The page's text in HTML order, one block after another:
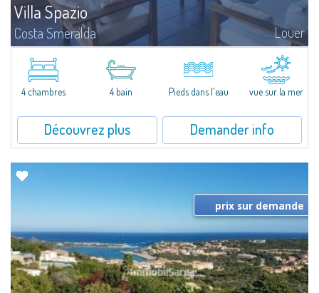
Villa Spazio
Costa Smeralda Louer
À louer, dans un endroit calme et réservé, Villa Lo Spazio se compose d'un
vaste séjour avec coin repas, grande cuisine, deux chambres doubles, deux
chambres à deux lits et quatre salles de bain.Entourée des...
4 chambres 4 bain Pieds dans l'eau vue sur la mer
Découvrez plus Demander info
prix sur demande